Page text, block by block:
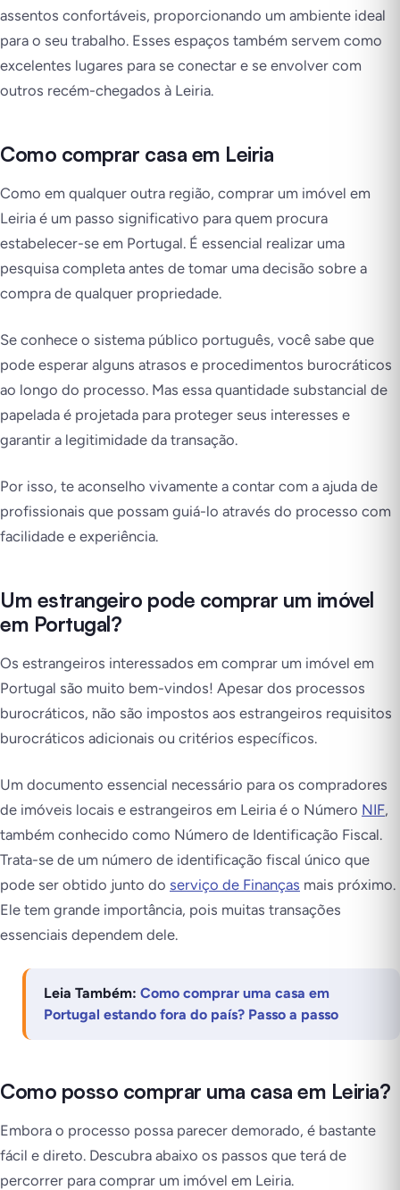
assentos confortáveis, proporcionando um ambiente ideal
para o seu trabalho. Esses espaços também servem como
excelentes lugares para se conectar e se envolver com
outros recém-chegados à Leiria.
Como comprar casa em Leiria
Como em qualquer outra região, comprar um imóvel em
Leiria é um passo significativo para quem procura
estabelecer-se em Portugal. É essencial realizar uma
pesquisa completa antes de tomar uma decisão sobre a
compra de qualquer propriedade.
Se conhece o sistema público português, você sabe que
pode esperar alguns atrasos e procedimentos burocráticos
ao longo do processo. Mas essa quantidade substancial de
papelada é projetada para proteger seus interesses e
garantir a legitimidade da transação.
Por isso, te aconselho vivamente a contar com a ajuda de
profissionais que possam guiá-lo através do processo com
facilidade e experiência.
Um estrangeiro pode comprar um imóvel
em Portugal?
Os estrangeiros interessados em comprar um imóvel em
Portugal são muito bem-vindos! Apesar dos processos
burocráticos, não são impostos aos estrangeiros requisitos
burocráticos adicionais ou critérios específicos.
Um documento essencial necessário para os compradores
de imóveis locais e estrangeiros em Leiria é o Número NIF,
também conhecido como Número de Identificação Fiscal.
Trata-se de um número de identificação fiscal único que
pode ser obtido junto do serviço de Finanças mais próximo.
Ele tem grande importância, pois muitas transações
essenciais dependem dele.
Leia Também: Como comprar uma casa em
Portugal estando fora do país? Passo a passo
Como posso comprar uma casa em Leiria?
Embora o processo possa parecer demorado, é bastante
fácil e direto. Descubra abaixo os passos que terá de
percorrer para comprar um imóvel em Leiria.